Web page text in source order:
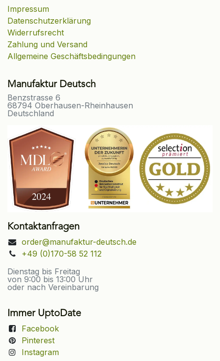
Impressum
Datenschutzerklärung
Widerrufsrecht
Zahlung und Versand
Allgemeine Geschäftsbedingungen
Manufaktur Deutsch
Benzstrasse 6
68794 Oberhausen-Rheinhausen
Deutschland
Kontaktanfragen
order@manufaktur-deutsch.de
+49 (0)170-58 52 112
Dienstag bis Freitag
von 9:00 bis 13:00 Uhr
oder nach Vereinbarung
Immer UptoDate
Facebook
Pinterest
Instagram